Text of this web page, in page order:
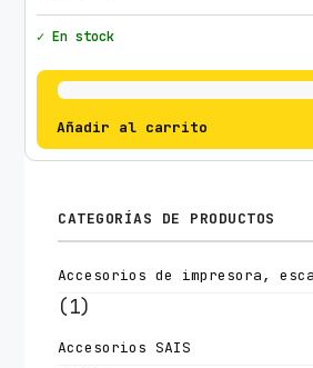
✓ En stock
Añadir al carrito
CATEGORÍAS DE PRODUCTOS
Accesorios de impresora,
(1)
Accesorios SAIS